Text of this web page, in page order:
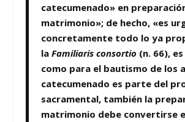
catecumenado» en
matrimonio»; de hecho, «es
concretamente todo lo ya
laFamiliaris consortio (n. 66),
como para el bautismo de los
catecumenado es parte del
sacramental, también la
matrimonio debe convertirse